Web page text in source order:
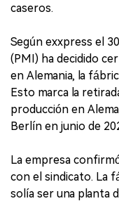
caseros.
Según exxpress el
(PMI) ha decidido
en Alemania, la
Esto marca la
producción en
Berlín en junio de
La empresa
con el sindicato. La
solía ser una planta